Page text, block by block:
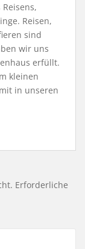
Reisen,
sind
wir uns
erfüllt.
kleinen
in unseren
Erforderliche